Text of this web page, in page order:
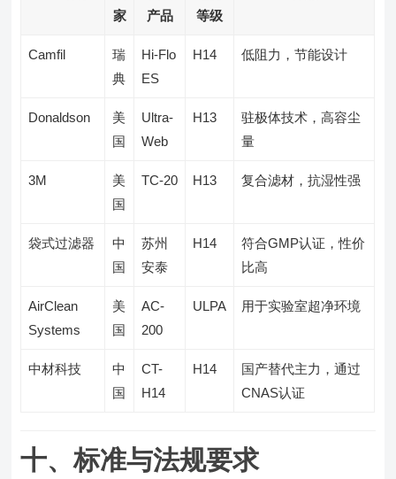
家
产品
等级
Camfil
瑞
典
Hi-Flo
ES
H14 低阻力，节能设计
Donaldson
美
国
Ultra-
Web
H13
驻极体技术，高容尘
量
3M
美
国
TC-20 H13 复合滤材，抗湿性强
袋式过滤器
中
国
苏州
安泰
H14
符合GMP认证，性价
比高
AirClean
Systems
美
国
AC-
200
ULPA 用于实验室超净环境
中材科技
中
国
CT-
H14
H14
国产替代主力，通过
CNAS认证
十、标准与法规要求